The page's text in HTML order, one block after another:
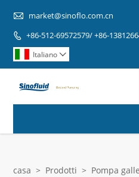
 market@sinoflo.com.cn
 +86-512-69572579/ +86-
Italiano 
casa > Prodotti > Pompa